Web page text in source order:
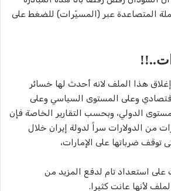
المتصاعدة عبر (المسيّرات) للضغط على
إغلاق هذا الملف لانه أحدث لها خسائر
وعلى المستوى السياسي وعلى
الدولي، وبحسب التقارير الخاصة فإن
من الدولارات سراً لدولة إيران خلال
توقف ضرباتها على الإمارات،
على استعداد تام لدفع المزيد من
لأنها عانت كثيرا.